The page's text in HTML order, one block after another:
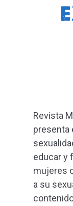
Revista
presenta
educar y
mujeres
a su